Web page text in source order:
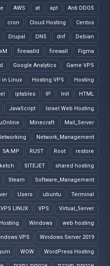
Anti DDOS
apt
at
AWS
Centos
Cloud Hosting
cron
Debian
dnf
DNS
Drupal
Figma
firewall
firewalld
Game VPS
Google Analytics
Hosting
Hosting VPS
in Linux
HTML
Init
IP
iptables
Israel Web Hosting
JavaScript
Mail_Server
Minecraft
Network_Management
restore
Root
RUST
SA:MP
shared hosting
SITEJET
Software_Management
Steam
Terminal
ubuntu
Users
Virtual_Server
VPS
VPS LINUX
web hosting
Windows
Windows Server 2019
VPS
WordPress Hosting
WOW